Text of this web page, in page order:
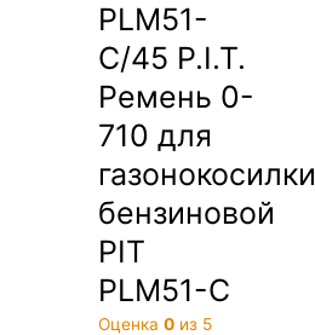
PLM51-
C/45 P.I.T.
Ремень 0-
710 для
газонокосилки
бензиновой
PIT
PLM51-C
Оценка0 из 5